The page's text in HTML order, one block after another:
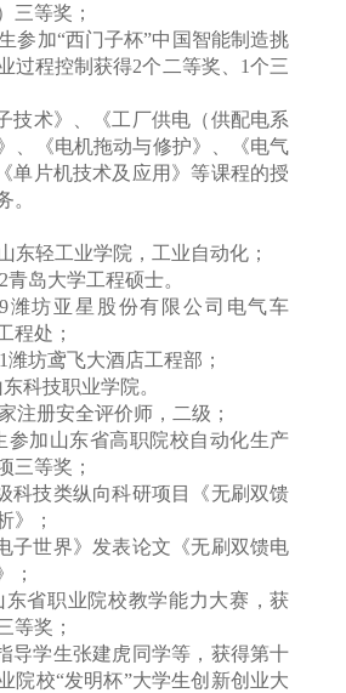
三等奖；
参加“西门子杯”中国智能制造挑
过程控制获得2个二等奖、1个三
技术》、《工厂供电（供配电系
、《电机拖动与修护》、《电气
单片机技术及应用》等课程的授
。
东轻工业学院，工业自动化；
青岛大学工程硕士。
潍坊亚星股份有限公司电气车
程处；
潍坊鸢飞大酒店工程部；
科技职业学院。
注册安全评价师，二级；
参加山东省高职院校自动化生产
三等奖；
科技类纵向科研项目《无刷双馈
》；
子世界》发表论文《无刷双馈电
；
东省职业院校教学能力大赛，获
等奖；
导学生张建虎同学等，获得第十
院校“发明杯”大学生创新创业大